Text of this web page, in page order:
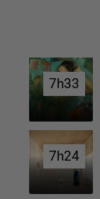
7h33
7h33
7h24
7h24